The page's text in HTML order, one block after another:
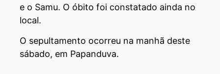
e o Samu. O óbito foi constatado ainda no
local.
O sepultamento ocorreu na manhã deste
sábado, em Papanduva.